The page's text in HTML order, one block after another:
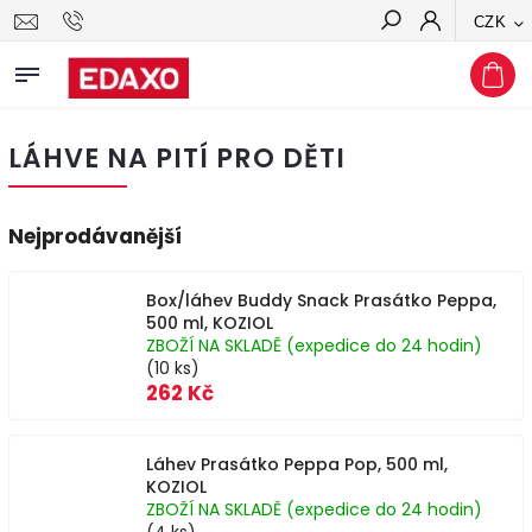
CZK
Hledat
LÁHVE NA PITÍ PRO DĚTI
Nejprodávanější
Box/láhev Buddy Snack Prasátko Peppa,
500 ml, KOZIOL
ZBOŽÍ NA SKLADĚ (expedice do 24 hodin)
(10 ks)
262 Kč
Láhev Prasátko Peppa Pop, 500 ml,
KOZIOL
ZBOŽÍ NA SKLADĚ (expedice do 24 hodin)